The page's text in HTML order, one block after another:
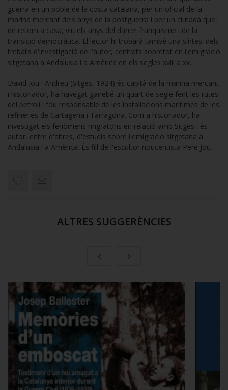
guerra en un poble de la costa catalana, per un oficial de la
marina mercant dels anys de la postguerra i per un ciutadà que,
de retorn a casa, viu els anys del darrer franquisme i de la
transició democràtica. El lector hi trobarà també una síntesi dels
treballs d'investigació de l'autor, centrats sobretot en l'emigració
sitgetana a Andalusia i a Amèrica en els segles xviii a xx.
David Jou i Andreu (Sitges, 1924) és capità de la marina mercant
i historiador, ha navegat gairebé un quart de segle fent les rutes
del petroli i fou responsable de les instal·lacions marítimes de les
refineries de Cartagena i Tarragona. Com a historiador, ha
investigat els fenòmens migratoris en relació amb Sitges i és
autor, entre d'altres, d'estudis sobre l'emigració sitgetana a
Andalusia i a Amèrica. És fill de l'escultor noucentista Pere Jou.
ALTRES SUGGERÈNCIES